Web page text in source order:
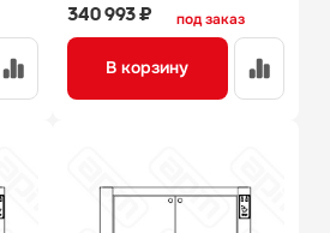
под заказ
340 993 ₽
В корзину